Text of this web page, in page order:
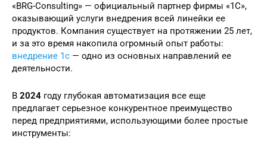
«BRG-Consulting» — официальный партнер фирмы «1С»,
оказывающий услуги внедрения всей линейки ее
продуктов. Компания существует на протяжении 25 лет,
и за это время накопила огромный опыт работы:
внедрение 1с — одно из основных направлений ее
деятельности.
В 2024 году глубокая автоматизация все еще
предлагает серьезное конкурентное преимущество
перед предприятиями, использующими более простые
инструменты: